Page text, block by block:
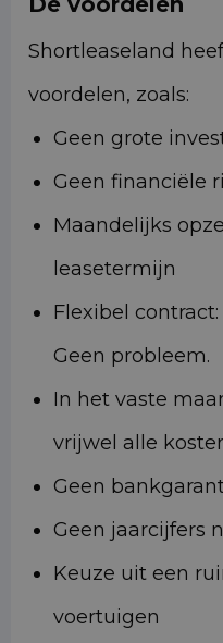
Shortleaseland
voordelen, zoals:
Geen grote
Geen financiële
Maandelijks
leasetermijn
Flexibel
Geen probleem.
In het vaste
vrijwel alle
Geen
Geen jaarcijfers
Keuze uit een
voertuigen